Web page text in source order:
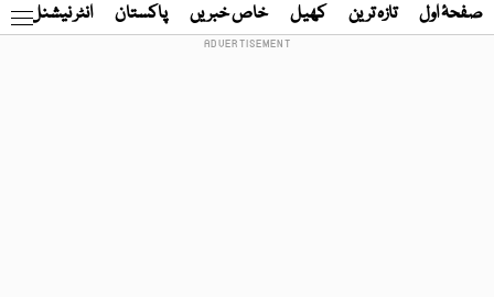
صفحۂ اول تازہ ترین کھیل خاص خبریں پاکستان انٹر نیشنل